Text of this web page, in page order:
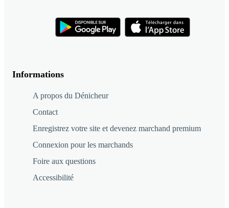
Informations
A propos du Dénicheur
Contact
Enregistrez votre site et devenez marchand premium
Connexion pour les marchands
Foire aux questions
Accessibilité